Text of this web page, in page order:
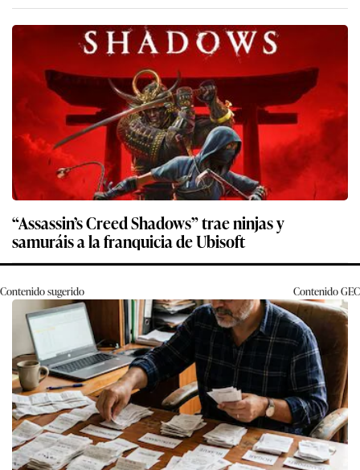
“Assassin’s Creed Shadows” trae ninjas y
samuráis a la franquicia de Ubisoft
Contenido sugerido ContenidoGEC